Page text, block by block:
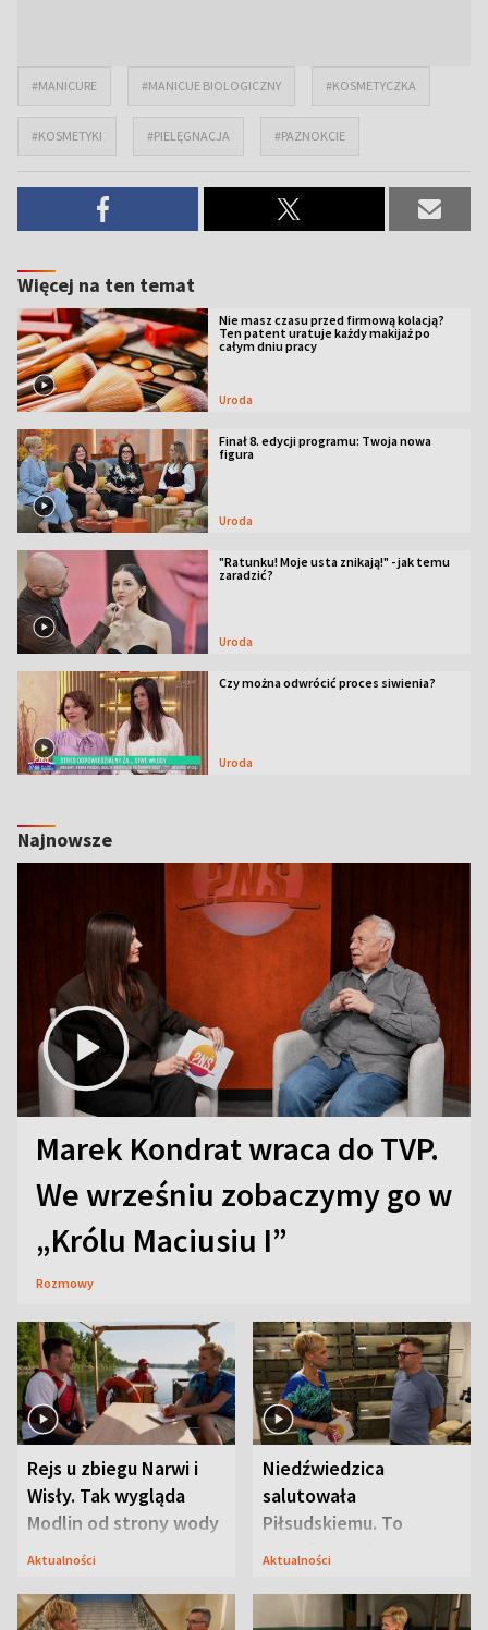
#MANICURE #MANICUE BIOLOGICZNY #KOSMETYCZKA
#KOSMETYKI #PIELĘGNACJA #PAZNOKCIE
Więcej na ten temat
Nie masz czasu przed firmową kolacją?
Ten patent uratuje każdy makijaż po
całym dniu pracy
Uroda
Finał 8. edycji programu: Twoja nowa
figura
Uroda
"Ratunku! Moje usta znikają!" - jak temu
zaradzić?
Uroda
Czy można odwrócić proces siwienia?
Uroda
Najnowsze
Marek Kondrat wraca do TVP.
We wrześniu zobaczymy go w
„Królu Maciusiu I”
Rozmowy
Rejs u zbiegu Narwi i
Wisły. Tak wygląda
Modlin od strony wody
Aktualności
Niedźwiedzica
salutowała
Piłsudskiemu. To
niejedyna tajemnica
Aktualności